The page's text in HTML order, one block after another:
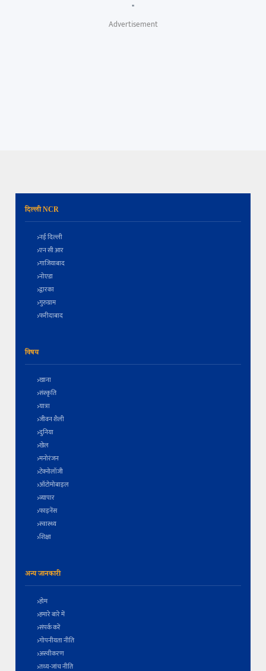
"
Advertisement
दिल्ली NCR
नई दिल्ली
एन सी आर
गाजियाबाद
नोएडा
द्वारका
गुरुग्राम
फरीदाबाद
विषय
खाना
संस्कृति
यात्रा
जीवन शैली
दुनिया
खेल
मनोरंजन
टेक्नोलॉजी
ऑटोमोबाइल
व्यापार
फाइनेंस
स्वास्थ्य
शिक्षा
अन्य जानकारी
होम
हमारे बारे में
संपर्क करें
गोपनीयता नीति
अस्वीकरण
तथ्य-जांच नीति